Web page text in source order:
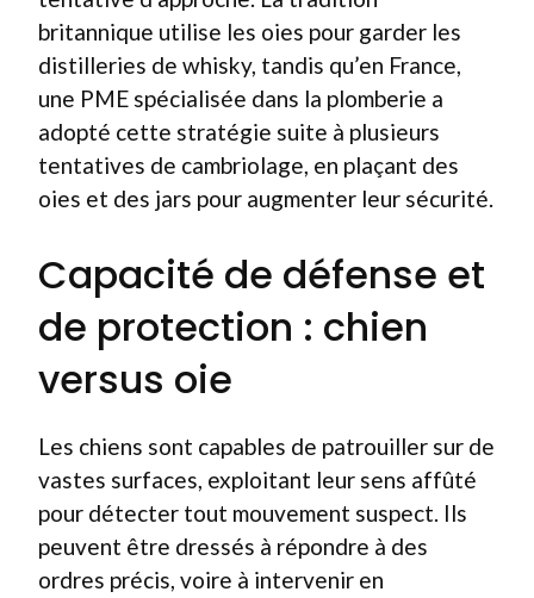
britannique utilise les oies pour garder les
distilleries de whisky, tandis qu’en France,
une PME spécialisée dans la plomberie a
adopté cette stratégie suite à plusieurs
tentatives de cambriolage, en plaçant des
oies et des jars pour augmenter leur sécurité.
Capacité de défense et
de protection : chien
versus oie
Les chiens sont capables de patrouiller sur de
vastes surfaces, exploitant leur sens affûté
pour détecter tout mouvement suspect. Ils
peuvent être dressés à répondre à des
ordres précis, voire à intervenir en